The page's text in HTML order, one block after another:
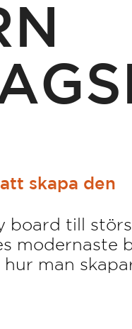
skapa den
board till
modernaste
man